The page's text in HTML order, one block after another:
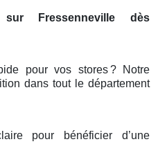
Fressenneville dès
pour vos stores ? Notre
dans tout le département
pour bénéficier d’une